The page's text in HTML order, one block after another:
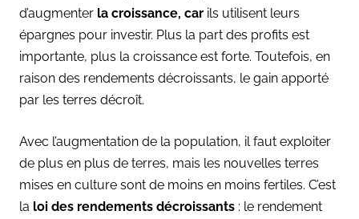
d’augmenter la croissance, car ils utilisent leurs
épargnes pour investir. Plus la part des profits est
importante, plus la croissance est forte. Toutefois, en
raison des rendements décroissants, le gain apporté
par les terres décroît.
Avec l’augmentation de la population, il faut exploiter
de plus en plus de terres, mais les nouvelles terres
mises en culture sont de moins en moins fertiles. C’est
la loi des rendements décroissants : le rendement